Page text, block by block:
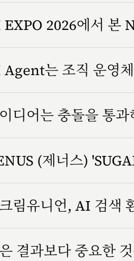
2026에서 본
는 조직 운영
디어는 충돌을 통
(제너스)
림유니언, AI 검색
결과보다 중요한